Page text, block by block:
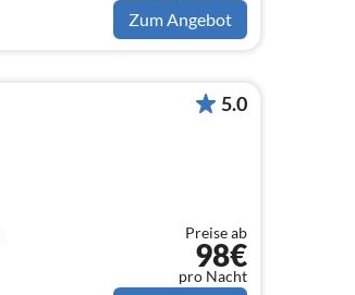
Zum Angebot
5.0
Preise ab
98€
pro Nacht